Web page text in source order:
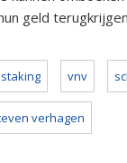
geld
staking vnv
verhagen